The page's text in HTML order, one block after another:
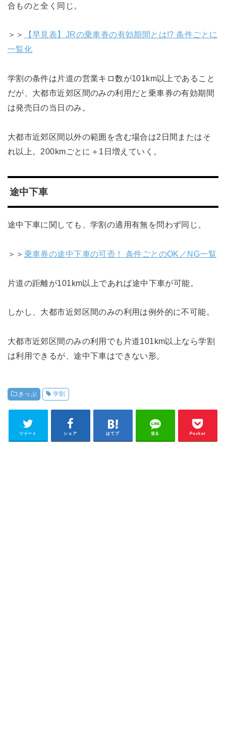
合ものと全く同じ。
＞＞
【早見表】JRの乗車券の有効期間とは!? 条件ごとに
一覧化
学割の条件は片道の営業キロ数が101km以上であること
だが、大都市近郊区間のみの利用だと乗車券の有効期間
は発売日の当日のみ。
大都市近郊区間以外の範囲を含む場合は2日間またはそ
れ以上。200kmごとに＋1日増えていく。
途中下車
途中下車に関しても、学割の適用有無を問わず同じ。
＞＞ 乗車券の途中下車の可否！ 条件ごとのOK／NG一覧
片道の距離が101km以上であれば途中下車が可能。
しかし、大都市近郊区間のみの利用は例外的に不可能。
大都市近郊区間のみの利用でも片道101km以上なら学割
は利用できるが、途中下車はできない形。
きっぷ 学割
ツイート シェア はてブ 送る Pocket